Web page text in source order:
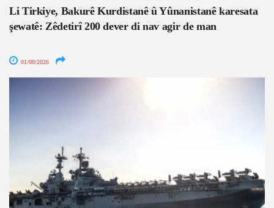
Li Tirkiye, Bakurê Kurdistanê û Yûnanistanê karesata
şewatê: Zêdetirî 200 dever di nav agir de man
01/08/2026